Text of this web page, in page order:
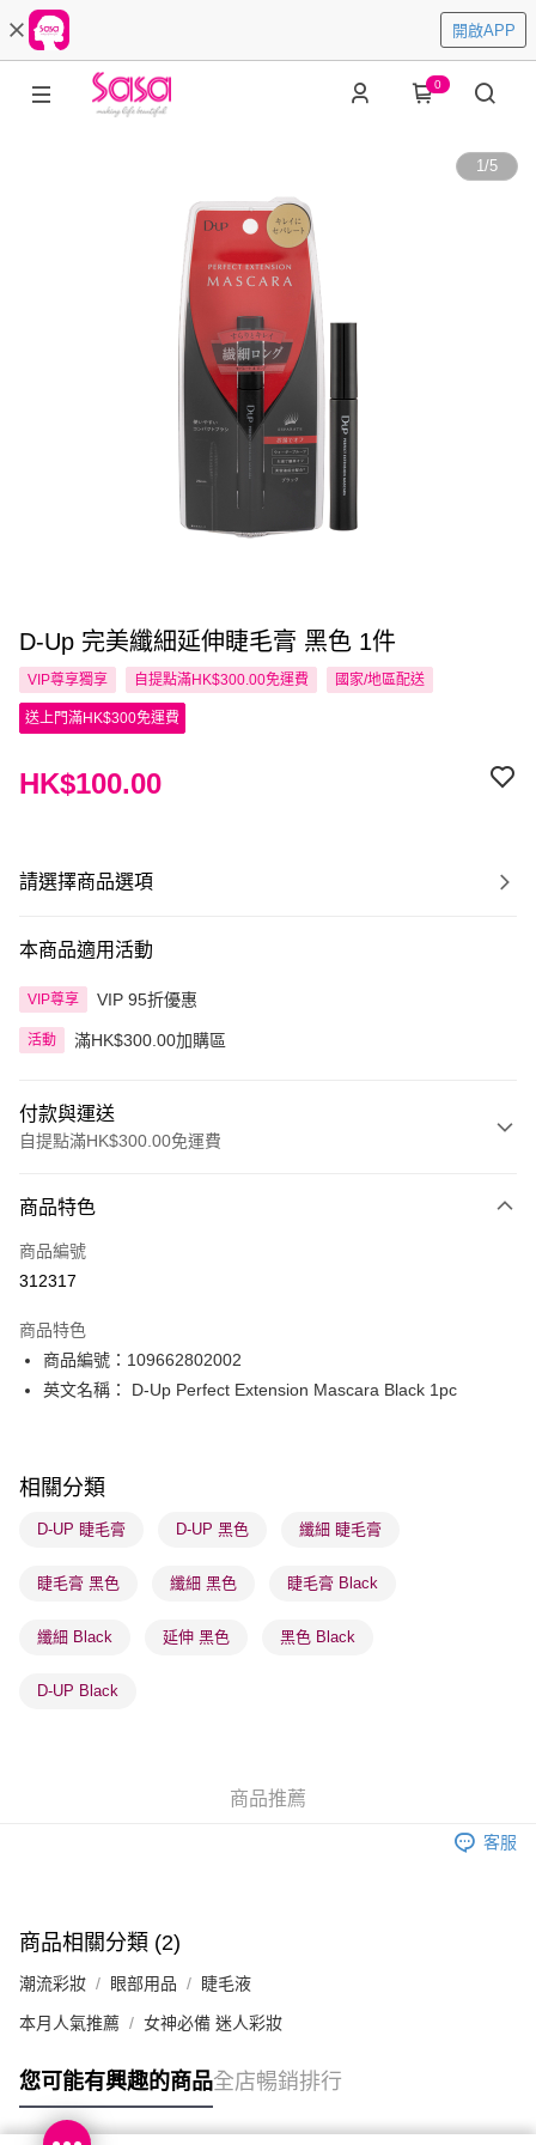
開啟APP
0
1/5
D-Up 完美纖細延伸睫毛膏 黑色 1件
VIP尊享獨享 自提點滿HK$300.00免運費 國家/地區配送
送上門滿HK$300免運費
HK$100.00
請選擇商品選項
本商品適用活動
VIP尊享 VIP 95折優惠
活動 滿HK$300.00加購區
付款與運送
自提點滿HK$300.00免運費
信用卡
Apple Pay
PayMe
WeChat Pay
送貨方式
順豐自助櫃 - 確認發貨後1-3個工作天送達
每筆HK$65.00，滿HK$300.00或以上免運費
每筆HK$65.00，滿HK$300.00或以上免運費
確認發貨後1-3 工作天送達，訂單將隨機分配至SF順豐速運或京東
(香港門市) 只顯示可選門市。確認發貨後2-5個工作天到店，3天內
取。逾期會取消訂單，並不會安排重寄
澳門地區配送 - 確認發貨後1-4個工作天送達
商品特色
商品編號
312317
商品特色
商品編號：109662802002
英文名稱： D-Up Perfect Extension Mascara Black 1pc
相關分類
D-UP 睫毛膏 D-UP 黑色 纖細 睫毛膏
睫毛膏 黑色 纖細 黑色 睫毛膏 Black
纖細 Black 延伸 黑色 黑色 Black
D-UP Black
商品推薦
客服
商品相關分類 (2)
潮流彩妝 眼部用品 睫毛液
本月人氣推薦 女神必備 迷人彩妝
您可能有興趣的商品全店暢銷排行